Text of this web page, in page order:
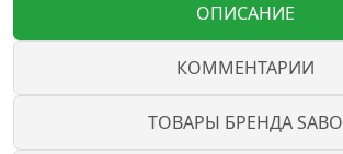
ОПИСАНИЕ
КОММЕНТАРИИ
ТОВАРЫ БРЕНДА SABO